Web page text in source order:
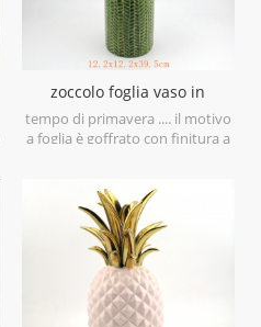
zoccolo foglia vaso in
ceramica verde lime
tempo di primavera .... il motivo
a foglia è goffrato con finitura a
realizzato in gres porcellanato in
Cina, ottieni più umore
primaverile prova questovaso in
ceramica verde lime.